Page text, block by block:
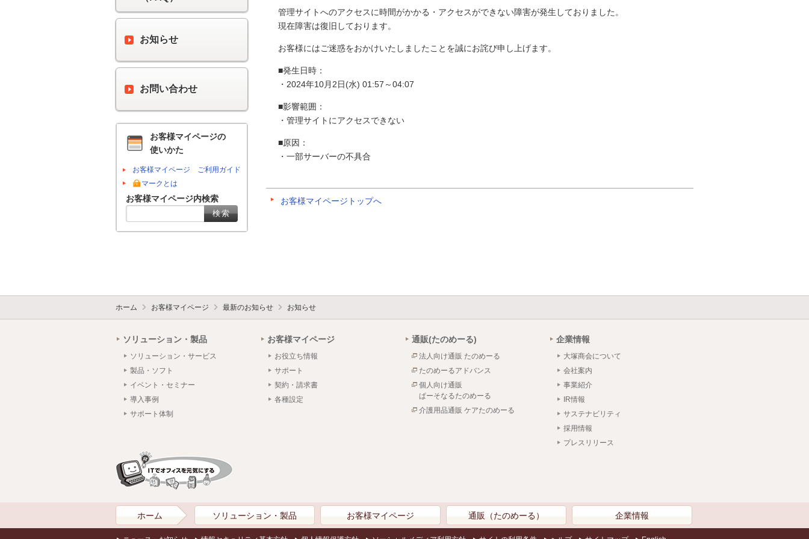
管理サイトへのアクセスに時間がかかる・アクセスができない障害が発生しておりました。
現在障害は復旧しております。
お客様にはご迷惑をおかけいたしましたことを誠にお詫び申し上げます。
■発生日時：
・2024年10月2日(水) 01:57～04:07
■影響範囲：
・管理サイトにアクセスできない
■原因：
・一部サーバーの不具合
お客様マイページトップへ
お知らせ
お問い合わせ
お客様マイページの
使いかた
お客様マイページ ご利用ガイド
マークとは
お客様マイページ内検索
ホーム お客様マイページ 最新のお知らせ お知らせ
ソリューション・製品
ソリューション・サービス
製品・ソフト
イベント・セミナー
導入事例
サポート体制
お客様マイページ
お役立ち情報
サポート
契約・請求書
各種設定
通販(たのめーる)
法人向け通販 たのめーる
たのめーるアドバンス
個人向け通販
ぱーそなるたのめーる
介護用品通販 ケアたのめーる
企業情報
大塚商会について
会社案内
事業紹介
IR情報
サステナビリティ
採用情報
プレスリリース
ホーム ソリューション・製品 お客様マイページ 通販（たのめーる） 企業情報